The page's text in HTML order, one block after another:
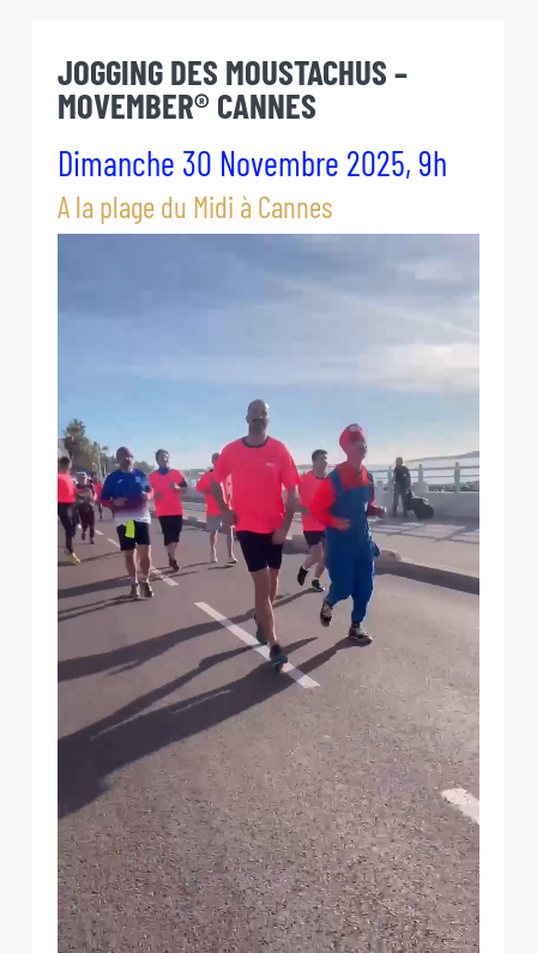
contenuJOGGING DES MOUSTACHUS –
MOVEMBER® CANNES
Dimanche 30 Novembre 2025, 9h
A la plage du Midi à Cannes